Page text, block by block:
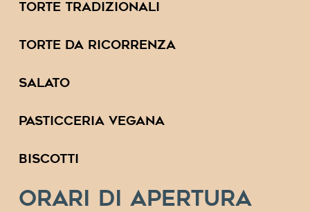
Torte tradizionali
Torte da ricorrenza
Salato
Pasticceria Vegana
Biscotti
Orari di apertura